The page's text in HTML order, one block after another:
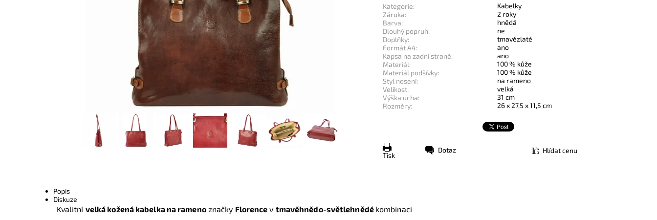
Kategorie:
Kabelky
Záruka:
2 roky
Barva:
hnědá
Dlouhý popruh:
ne
Doplňky:
tmavězlaté
Formát A4:
ano
Kapsa na zadní straně:
ano
Materiál:
100 % kůže
Materiál podšívky:
100 % kůže
Styl nosení:
na rameno
Velikost:
velká
Výška ucha:
31 cm
Rozměry:
26 x 27,5 x 11,5 cm
Tisk
Dotaz Hlídat cenu
Popis
Diskuze
Kvalitní velká kožená kabelka na ramenoznačky Florence v tmavěhnědo-světlehnědé kombinaci